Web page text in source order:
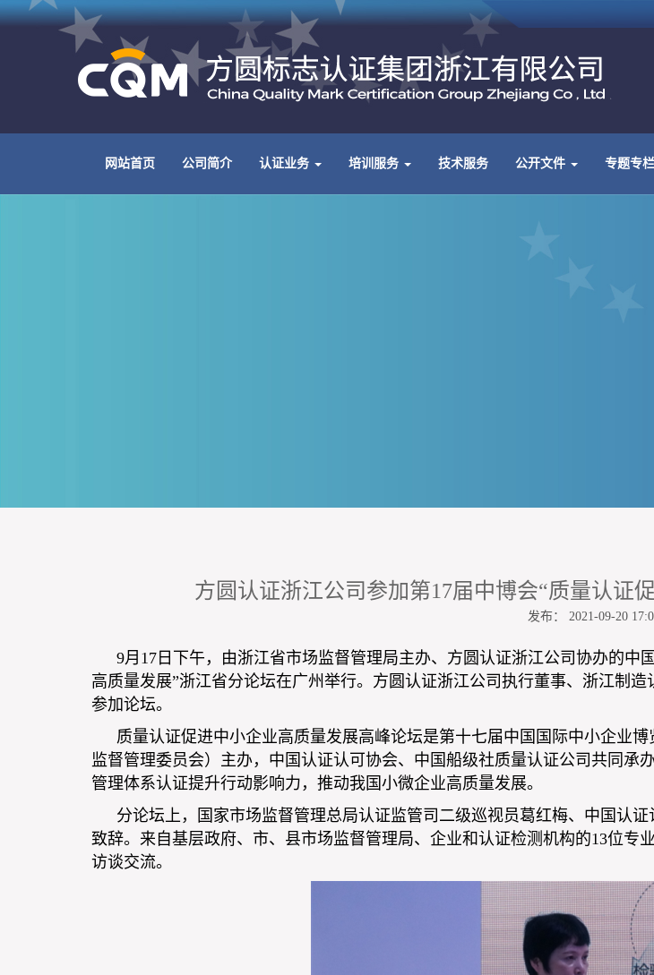
网站首页 公司简介 认证业务 培训服务 技术服务 公开文件 专题专栏
方圆认证浙江公司参加第17届中博会“质量认证
发布： 2021-09-20
9月17日下午，由浙江省市场监督管理局主办、方圆认证浙江公司协办的中
高质量发展”浙江省分论坛在广州举行。方圆认证浙江公司执行董事、浙江制
参加论坛。
质量认证促进中小企业高质量发展高峰论坛是第十七届中国国际中小企业
监督管理委员会）主办，中国认证认可协会、中国船级社质量认证公司共同
管理体系认证提升行动影响力，推动我国小微企业高质量发展。
分论坛上，国家市场监督管理总局认证监管司二级巡视员葛红梅、中国认
致辞。来自基层政府、市、县市场监督管理局、企业和认证检测机构的13位专
访谈交流。